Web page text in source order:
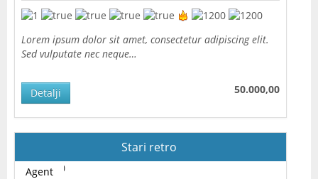
Lorem ipsum dolor sit amet, consectetur adipiscing elit.
Sed vulputate nec neque…
50.000,00
Detalji
Stari retro
Agent